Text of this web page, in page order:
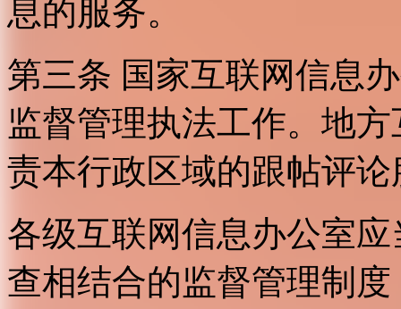
息的服务。
第三条 国家互联网信息
监督管理执法工作。地
责本行政区域的跟帖评
各级互联网信息办公室
查相结合的监督管理制